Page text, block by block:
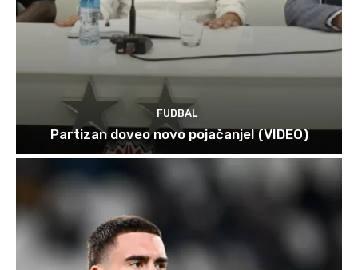
FUDBAL
Partizan doveo novo pojačanje! (VIDEO)